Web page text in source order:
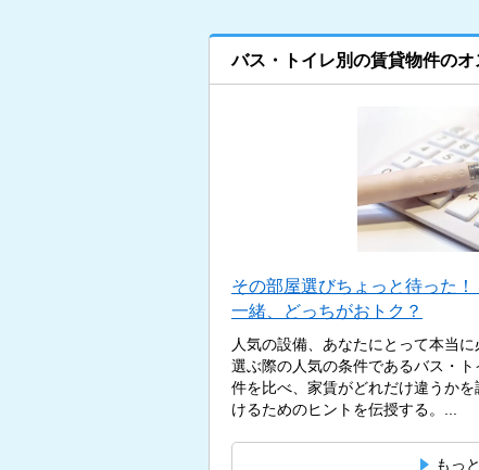
バス・トイレ別の賃貸物件の
その部屋選びちょっと待った
一緒、どっちがおトク？
人気の設備、あなたにとって本当
選ぶ際の人気の条件であるバス・
件を比べ、家賃がどれだけ違うか
けるためのヒントを伝授する。...
もっ